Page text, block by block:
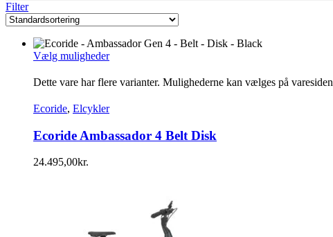
Filter
Vælg muligheder
Dette vare har flere varianter. Mulighederne kan vælges på varesiden
Ecoride, Elcykler
Ecoride Ambassador 4 Belt Disk
24.495,00kr.